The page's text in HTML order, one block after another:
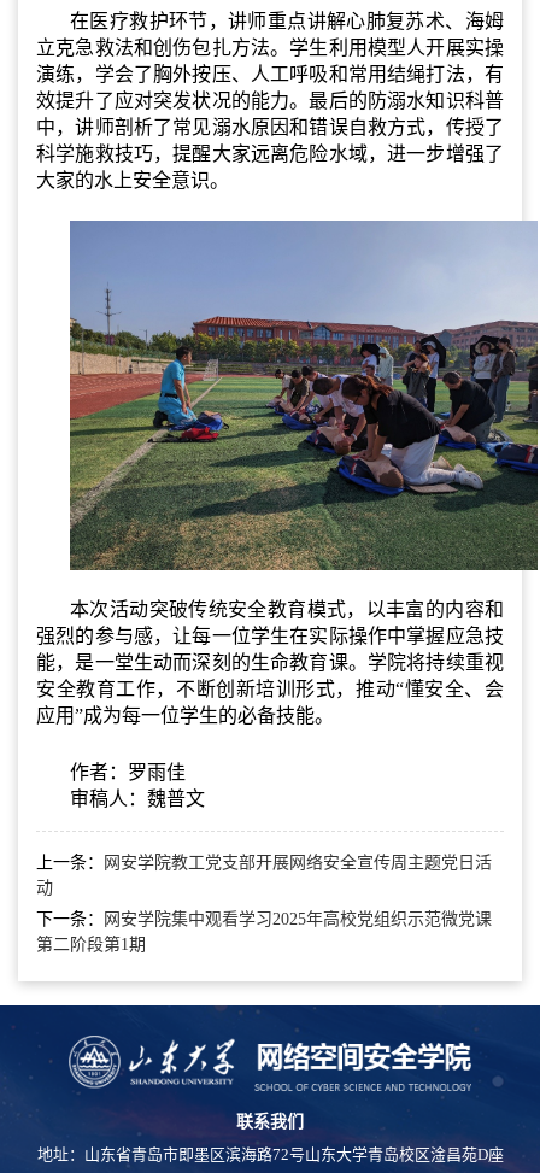
在医疗救护环节，讲师重点讲解心肺复苏术、海姆
立克急救法和创伤包扎方法。学生利用模型人开展实操
演练，学会了胸外按压、人工呼吸和常用结绳打法，有
效提升了应对突发状况的能力。最后的防溺水知识科普
中，讲师剖析了常见溺水原因和错误自救方式，传授了
科学施救技巧，提醒大家远离危险水域，进一步增强了
大家的水上安全意识。
本次活动突破传统安全教育模式，以丰富的内容和
强烈的参与感，让每一位学生在实际操作中掌握应急技
能，是一堂生动而深刻的生命教育课。学院将持续重视
安全教育工作，不断创新培训形式，推动“懂安全、会
应用”成为每一位学生的必备技能。
作者：罗雨佳
审稿人：魏普文
上一条：
网安学院教工党支部开展网络安全宣传周主题党日活
动
下一条：
网安学院集中观看学习2025年高校党组织示范微党课
第二阶段第1期
联系我们
地址：山东省青岛市即墨区滨海路72号山东大学青岛校区淦昌苑D座